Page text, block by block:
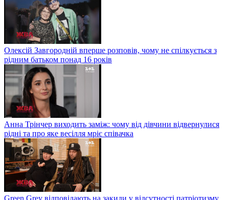
Олексій Завгородній вперше розповів, чому не спілкується з
рідним батьком понад 16 років
Анна Трінчер виходить заміж: чому від дівчини відвернулися
рідні та про яке весілля мріє співачка
Green Grey відповідають на закиди у відсутності патріотизму